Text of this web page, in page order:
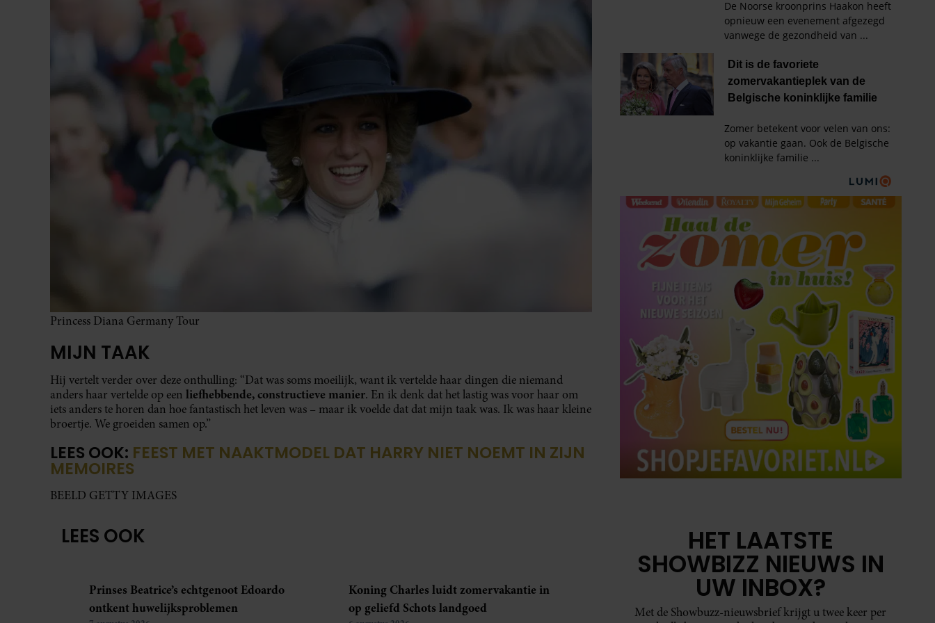
Princess Diana Germany Tour
MIJN TAAK
Hij vertelt verder over deze onthulling: “Dat was soms moeilijk, want ik vertelde haar dingen die niemand
anders haar vertelde op een liefhebbende, constructieve manier. En ik denk dat het lastig was voor haar om
iets anders te horen dan hoe fantastisch het leven was – maar ik voelde dat dat mijn taak was. Ik was haar kleine
broertje. We groeiden samen op.”
LEES OOK: FEEST MET NAAKTMODEL DAT HARRY NIET NOEMT IN ZIJN
MEMOIRES
BEELD GETTY IMAGES
LEES OOK
Prinses Beatrice’s echtgenoot Edoardo
ontkent huwelijksproblemen
Koning Charles luidt zomervakantie in
op geliefd Schots landgoed
HET LAATSTE
SHOWBIZZ NIEUWS IN
UW INBOX?
Met de Showbuzz-nieuwsbrief krijgt u twee keer per